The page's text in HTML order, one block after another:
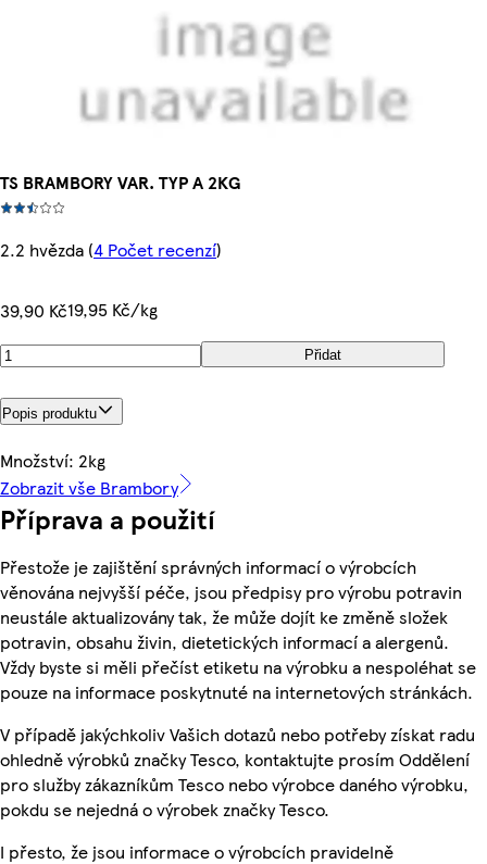
TS BRAMBORY VAR. TYP A 2KG
2.2 hvězda (4 Počet recenzí)
39,90 Kč19,95 Kč/kg
Přidat
Popis produktu
Množství: 2kg
Zobrazit vše Brambory
Příprava a použití
Přestože je zajištění správných informací o výrobcích
věnována nejvyšší péče, jsou předpisy pro výrobu potravin
neustále aktualizovány tak, že může dojít ke změně složek
potravin, obsahu živin, dietetických informací a alergenů.
Vždy byste si měli přečíst etiketu na výrobku a nespoléhat se
pouze na informace poskytnuté na internetových stránkách.
V případě jakýchkoliv Vašich dotazů nebo potřeby získat radu
ohledně výrobků značky Tesco, kontaktujte prosím Oddělení
pro služby zákazníkům Tesco nebo výrobce daného výrobku,
pokdu se nejedná o výrobek značky Tesco.
I přesto, že jsou informace o výrobcích pravidelně